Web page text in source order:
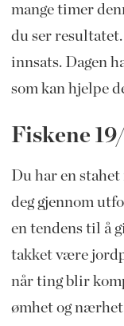
mange timer
du ser
innsats. Dagen
som kan hjelpe
Fiskene
Du har en stahet
deg gjennom
en tendens til å
takket være
når ting blir
ømhet og